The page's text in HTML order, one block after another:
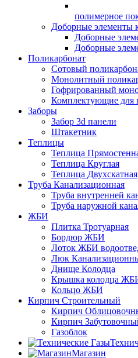
полимерное
Доборные элементы
Доборные
Доборные
Поликарбонат
Сотовый
Монолитный
Гофрированный
Комплектующие для
Заборы
Забор 3d панели
Штакетник
Теплицы
Теплица
Теплица Круглая
Теплица Двухскатная
Труба Канализационная
Труба внутренней
Труба наружной
ЖБИ
Плитка Тротуарная
Бордюр ЖБИ
Лоток ЖБИ
Люк
Днище Колодца
Крышка колодца
Кольцо ЖБИ
Кирпич Строительный
Кирпич
Кирпич
Газоблок
Магазин